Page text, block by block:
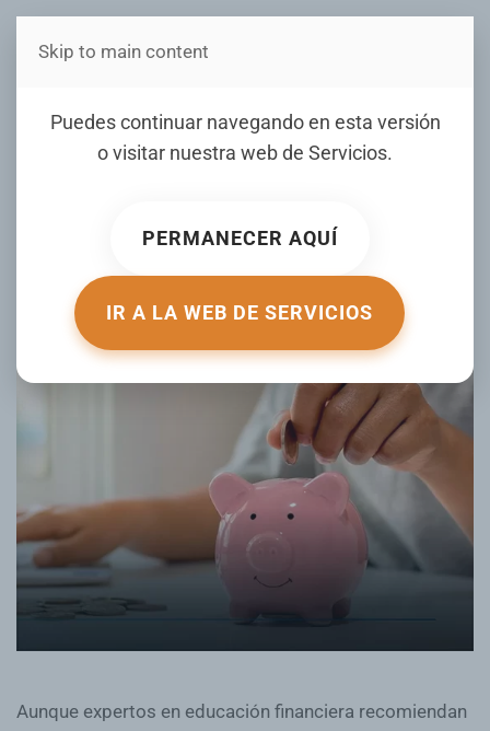
Estás en Telenord Medios
Puedes continuar navegando en esta versión
o visitar nuestra web de Servicios.
PERMANECER AQUÍ
IR A LA WEB DE SERVICIOS
Skip to main content
Cómo funciona el método
de la botella, con el que
mil pesos
ESCRITO POR REPORTEINDIGO EL
. PUBLICADO
TU DINERO.
Aunque expertos en educación financiera recomiendan